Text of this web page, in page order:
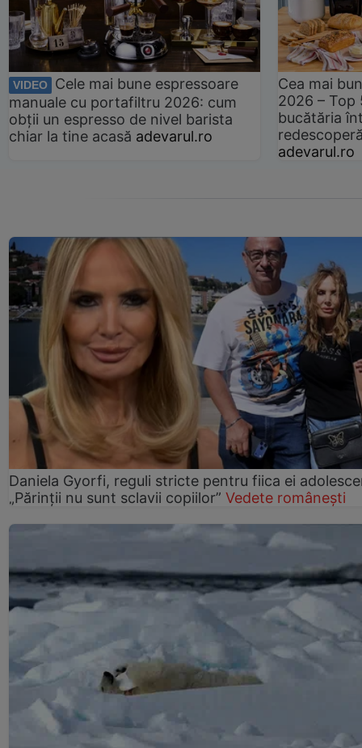
VIDEO
Cele mai bune espressoare
manuale cu portafiltru 2026: cum
obții un espresso de nivel barista
chiar la tine acasă adevarul.ro
Cea mai
2026 –
bucătăria
adevarul.ro
Daniela Gyorfi, reguli stricte pentru fiica ei
„Părinții nu sunt sclavii copiilor” Vedete românești